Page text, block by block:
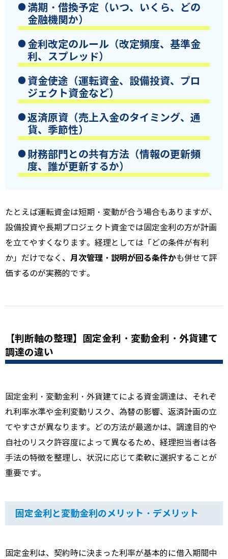
満期・借換予定（いつ、いくら、どの
金融機関か）
金利改定のルール（改定頻度、基準金
利、スプレッド）
資金使途（運転資金、設備投資、プロ
ジェクト資金など）
返済原資（売上入金のタイミング、通
貨、季節性）
財務部門との共有方法（情報の更新頻
度、誰が更新するか）
たとえば運転資金は短期・変動が合う場合もありますが、
設備投資や長期プロジェクト資金では固定金利の方が計画
を立てやすくなります。経理としては「どの条件が有利
か」だけでなく、 月次管理・説明が回る条件かも併せて評
価するのが実務的です。
【判断軸の整理】固定金利・変動金利・外貨建て
調達の違い
固定金利・変動金利・外貨建てによる資金調達は、それぞ
れ利率水準や金利変動リスク、為替の影響、返済計画の立
てやすさが異なります。どの方法が最適かは、調達目的や
自社のリスク許容度によって異なるため、経理担当者は各
手法の特徴を整理し、状況に応じて柔軟に選択することが
重要です。
固定金利と変動金利のメリット・デメリット
固定金利は、契約時に決まった利率が基本的に借入期間中